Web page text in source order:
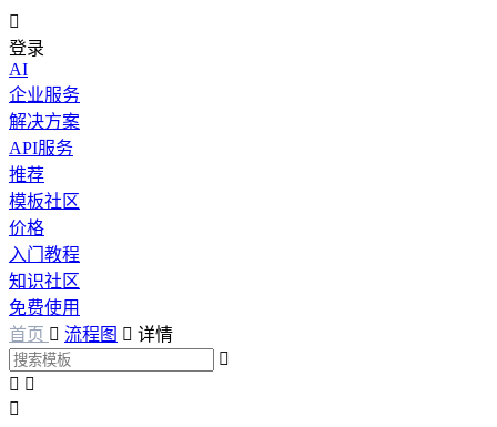

登录
AI
企业服务
解决方案
API服务
推荐
模板社区
价格
入门教程
知识社区
免费使用
首页  流程图  详情

 
